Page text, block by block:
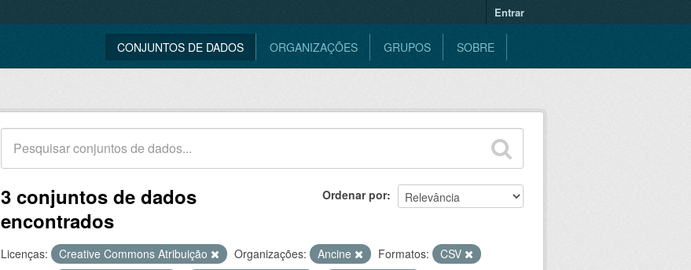
Entrar
CONJUNTOS DE DADOS ORGANIZAÇÕES GRUPOS SOBRE
Ordenar por
3 conjuntos de dados
encontrados
Licenças: Creative Commons Atribuição Organizações: Ancine Formatos:
CSV